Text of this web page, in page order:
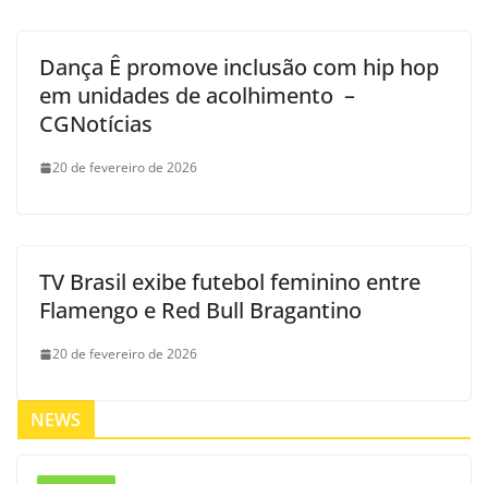
Dança Ê promove inclusão com hip hop
em unidades de acolhimento –
CGNotícias
20 de fevereiro de 2026
TV Brasil exibe futebol feminino entre
Flamengo e Red Bull Bragantino
20 de fevereiro de 2026
NEWS